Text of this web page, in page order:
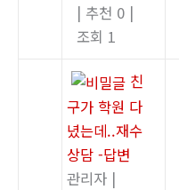
| 추천 0 |
조회 1
친
구가 학원 다
녔는데..재수
상담 -답변
관리자 |